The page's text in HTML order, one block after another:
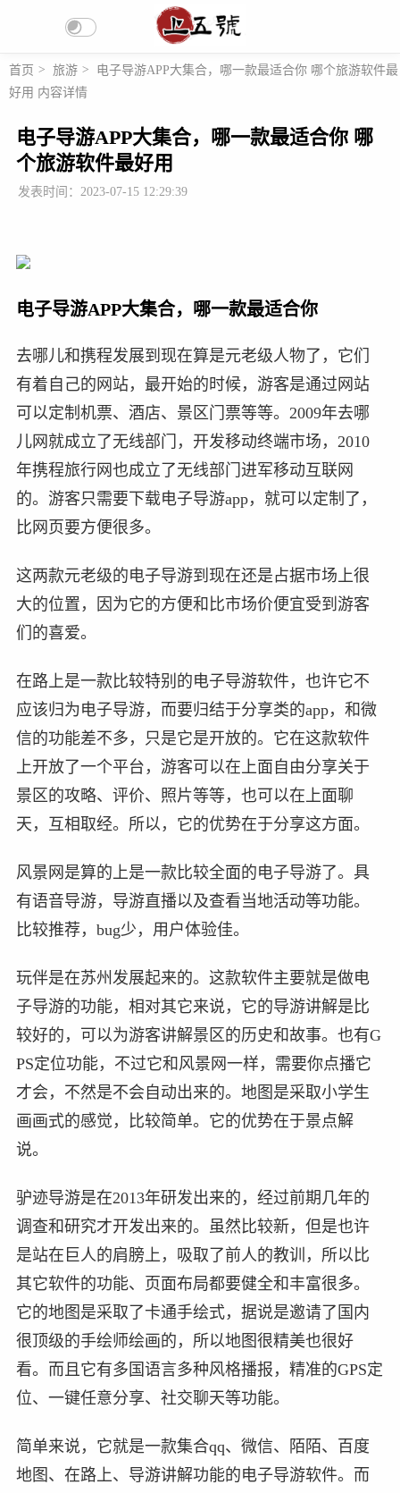
首页 > 旅游 >
电子导游APP大集合，哪一款最适合你 哪个旅游软件最
好用 内容详情
电子导游APP大集合，哪一款最适合你 哪
个旅游软件最好用
发表时间：2023-07-15 12:29:39
电子导游APP大集合，哪一款最适合你
去哪儿和携程发展到现在算是元老级人物了，它们
有着自己的网站，最开始的时候，游客是通过网站
可以定制机票、酒店、景区门票等等。2009年去哪
儿网就成立了无线部门，开发移动终端市场，2010
年携程旅行网也成立了无线部门进军移动互联网
的。游客只需要下载电子导游app，就可以定制了，
比网页要方便很多。
这两款元老级的电子导游到现在还是占据市场上很
大的位置，因为它的方便和比市场价便宜受到游客
们的喜爱。
在路上是一款比较特别的电子导游软件，也许它不
应该归为电子导游，而要归结于分享类的app，和微
信的功能差不多，只是它是开放的。它在这款软件
上开放了一个平台，游客可以在上面自由分享关于
景区的攻略、评价、照片等等，也可以在上面聊
天，互相取经。所以，它的优势在于分享这方面。
风景网是算的上是一款比较全面的电子导游了。具
有语音导游，导游直播以及查看当地活动等功能。
比较推荐，bug少，用户体验佳。
玩伴是在苏州发展起来的。这款软件主要就是做电
子导游的功能，相对其它来说，它的导游讲解是比
较好的，可以为游客讲解景区的历史和故事。也有G
PS定位功能，不过它和风景网一样，需要你点播它
才会，不然是不会自动出来的。地图是采取小学生
画画式的感觉，比较简单。它的优势在于景点解
说。
驴迹导游是在2013年研发出来的，经过前期几年的
调查和研究才开发出来的。虽然比较新，但是也许
是站在巨人的肩膀上，吸取了前人的教训，所以比
其它软件的功能、页面布局都要健全和丰富很多。
它的地图是采取了卡通手绘式，据说是邀请了国内
很顶级的手绘师绘画的，所以地图很精美也很好
看。而且它有多国语言多种风格播报，精准的GPS定
位、一键任意分享、社交聊天等功能。
简单来说，它就是一款集合qq、微信、陌陌、百度
地图、在路上、导游讲解功能的电子导游软件。而